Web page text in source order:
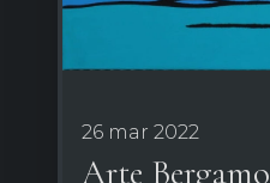
26 mar 2022
Arte Bergamo